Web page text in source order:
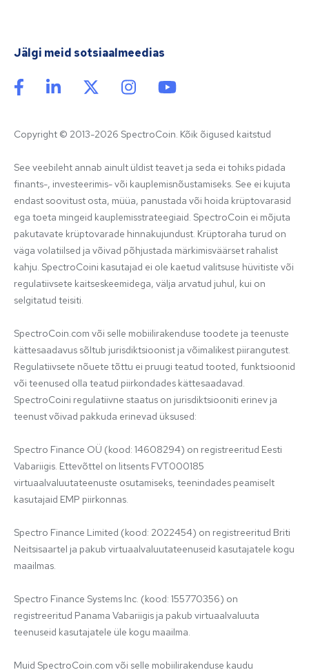
Jälgi meid sotsiaalmeedias
Copyright © 2013-2026 SpectroCoin. Kõik õigused kaitstud
See veebileht annab ainult üldist teavet ja seda ei tohiks pidada
finants-, investeerimis- või kauplemisnõustamiseks. See ei kujuta
endast soovitust osta, müüa, panustada või hoida krüptovarasid
ega toeta mingeid kauplemisstrateegiaid. SpectroCoin ei mõjuta
pakutavate krüptovarade hinnakujundust. Krüptoraha turud on
väga volatiilsed ja võivad põhjustada märkimisväärset rahalist
kahju. SpectroCoini kasutajad ei ole kaetud valitsuse hüvitiste või
regulatiivsete kaitseskeemidega, välja arvatud juhul, kui on
selgitatud teisiti.
SpectroCoin.com või selle mobiilirakenduse toodete ja teenuste
kättesaadavus sõltub jurisdiktsioonist ja võimalikest piirangutest.
Regulatiivsete nõuete tõttu ei pruugi teatud tooted, funktsioonid
või teenused olla teatud piirkondades kättesaadavad.
SpectroCoini regulatiivne staatus on jurisdiktsiooniti erinev ja
teenust võivad pakkuda erinevad üksused:
Spectro Finance OÜ (kood: 14608294) on registreeritud Eesti
Vabariigis. Ettevõttel on litsents FVT000185
virtuaalvaluutateenuste osutamiseks, teenindades peamiselt
kasutajaid EMP piirkonnas.
Spectro Finance Limited (kood: 2022454) on registreeritud Briti
Neitsisaartel ja pakub virtuaalvaluutateenuseid kasutajatele kogu
maailmas.
Spectro Finance Systems Inc. (kood: 155770356) on
registreeritud Panama Vabariigis ja pakub virtuaalvaluuta
teenuseid kasutajatele üle kogu maailma.
Muid SpectroCoin.com või selle mobiilirakenduse kaudu